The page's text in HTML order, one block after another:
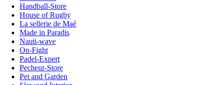
Handball-Store
House of Rugby
La sellerie de Maé
Made in Paradis
Nauti-wave
On-Fight
Padel-Expert
Pecheur-Store
Pet and Garden